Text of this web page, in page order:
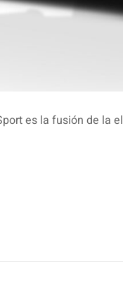
es la fusión de